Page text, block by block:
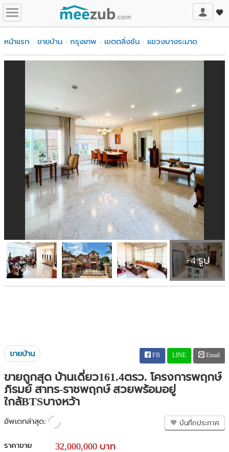
หน้าแรก ขายบ้าน กรุงเทพ เขตตลิ่งชัน แขวงบางระมาด
+4 รูป
ขายบ้าน FB LINE Email
ขายถูกสุด บ้านเดี่ยว161.4ตรว. โครงการพฤกษ์
ภิรมย์ สาทร-ราชพฤกษ์ สวยพร้อมอยู่
ใกล้BTSบางหว้า
อัพเดทล่าสุด: บันทึกประกาศ
ราคาขาย 32,000,000 บาท